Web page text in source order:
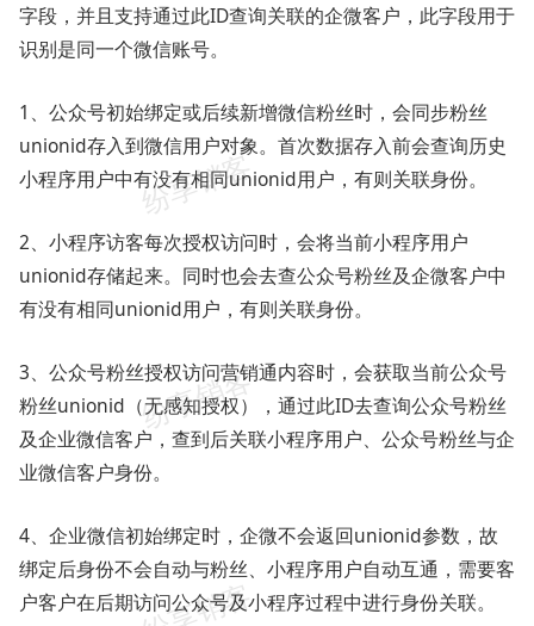
字段，并且支持通过此ID查询关联的企微客户，此字段用于
识别是同一个微信账号。
1、公众号初始绑定或后续新增微信粉丝时，会同步粉丝
unionid存入到微信用户对象。首次数据存入前会查询历史
小程序用户中有没有相同unionid用户，有则关联身份。
2、小程序访客每次授权访问时，会将当前小程序用户
unionid存储起来。同时也会去查公众号粉丝及企微客户中
有没有相同unionid用户，有则关联身份。
3、公众号粉丝授权访问营销通内容时，会获取当前公众号
粉丝unionid（无感知授权），通过此ID去查询公众号粉丝
及企业微信客户，查到后关联小程序用户、公众号粉丝与企
业微信客户身份。
4、企业微信初始绑定时，企微不会返回unionid参数，故
绑定后身份不会自动与粉丝、小程序用户自动互通，需要客
户客户在后期访问公众号及小程序过程中进行身份关联。